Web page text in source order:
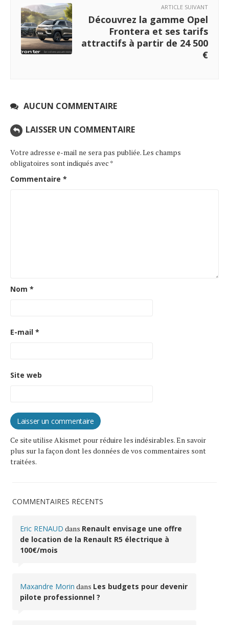
ARTICLE SUIVANT
Découvrez la gamme Opel
Frontera et ses tarifs
attractifs à partir de 24 500
€
AUCUN COMMENTAIRE
LAISSER UN COMMENTAIRE
Votre adresse e-mail ne sera pas publiée.Les champs
obligatoires sont indiqués avec *
Commentaire *
Nom *
E-mail *
Site web
Ce site utilise Akismet pour réduire les indésirables.En savoir
plus sur la façon dont les données de vos commentaires sont
traitées.
COMMENTAIRES RÉCENTS
Eric RENAUD dans Renault envisage une offre
de location de la Renault R5 électrique à
100€/mois
Maxandre Morin dans Les budgets pour devenir
pilote professionnel ?